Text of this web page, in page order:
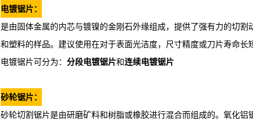
电镀锯片：
是由固体金属的内芯与镀镍的金刚石外缘组成，提供了强有力的切
和塑料的样品。建议使用在对于表面光洁度，尺寸精度或刀片寿命长
电镀锯片可分为： 分段电镀锯片和连续电镀锯片
砂轮锯片：
砂轮切割锯片是由研磨矿料和树脂或橡胶进行混合而组成的。氧化